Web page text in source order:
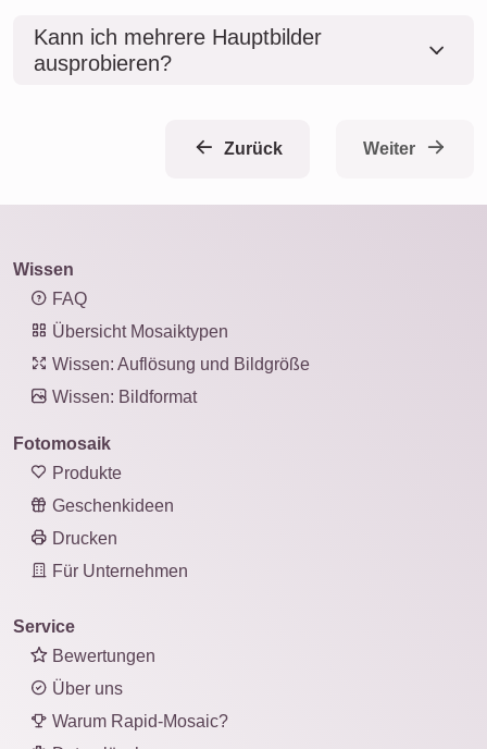
Kann ich mehrere Hauptbilder
ausprobieren?
Zurück Weiter
Wissen
FAQ
Übersicht Mosaiktypen
Wissen: Auflösung und Bildgröße
Wissen: Bildformat
Fotomosaik
Produkte
Geschenkideen
Drucken
Für Unternehmen
Service
Bewertungen
Über uns
Warum Rapid-Mosaic?